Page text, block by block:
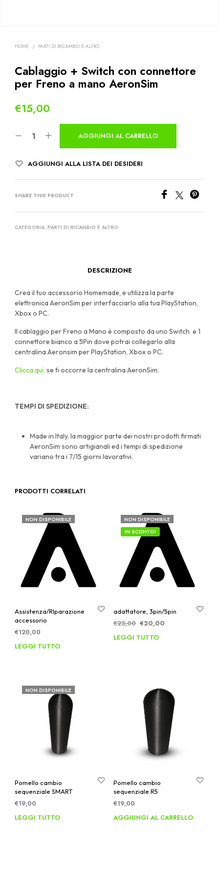
HOME / PARTI DI RICAMBIO E ALTRO
Cablaggio + Switch con connettore
per Freno a mano AeronSim
€15,00
AGGIUNGI AL CARRELLO
AGGIUNGI ALLA LISTA DEI DESIDERI
SHARE THIS PRODUCT
CATEGORIA: PARTI DI RICAMBIO E ALTRO
DESCRIZIONE
Crea il tuo accessorio Homemade, e utilizza la parte
elettronica AeronSim per interfacciarlo alla tua PlayStation,
Xbox o PC.
Il cablaggio per Freno a Mano è composto da uno Switch e 1
connettore bianco a 5Pin dove potrai collegarlo alla
centralina Aeronsim per PlayStation, Xbox o PC.
Clicca qui se ti occorre la centralina AeronSim.
TEMPI DI SPEDIZIONE:
Made in Italy, la maggior parte dei nostri prodotti firmati
AeronSim sono artigianali ed i tempi di spedizione
variano tra i 7/15 giorni lavorativi.
PRODOTTI CORRELATI
NON DISPONIBILE
Assistenza/RIparazione
accessorio
€120,00
LEGGI TUTTO
NON DISPONIBILE
IN SCONTO!
adattatore, 3pin/5pin
€25,00 Il
originale
€20,00Il
LEGGI TUTTO
NON DISPONIBILE
Pomello cambio
sequenziale SMART
€19,00
LEGGI TUTTO
Pomello cambio
sequenziale R5
€19,00
AGGIUNGI AL CARRELLO